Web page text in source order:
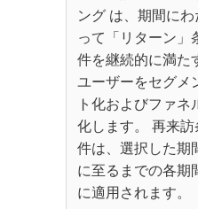
ング ​は、期間にわ
って「リターン」
件を継続的に満た
ユーザーをセグメ
ト化およびファネ
化します。 再来訪
件は、選択した期
に至るまでの各期
に適用されます。